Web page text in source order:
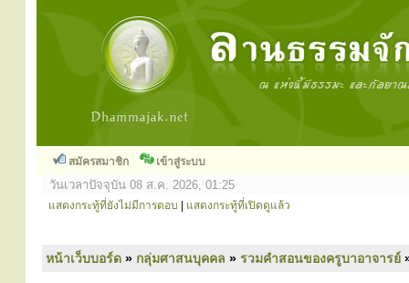
สมัครสมาชิก เข้าสู่ระบบ
วันเวลาปัจจุบัน 08 ส.ค. 2026, 01:25
แสดงกระทู้ที่ยังไม่มีการตอบ แสดงกระทู้ที่เปิดดูแล้ว
หน้าเว็บบอร์ด » กลุ่มศาสนบุคคล » รวมคำสอนของครูบาอาจารย์